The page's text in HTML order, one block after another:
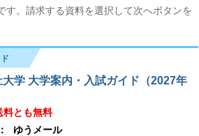
す。請求する資料を選択して次へボタンを
学 大学案内・入試ガイド（2027年
料とも無料
ゆうメール